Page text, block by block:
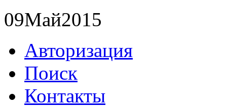
09Май2015
Авторизация
Поиск
Контакты